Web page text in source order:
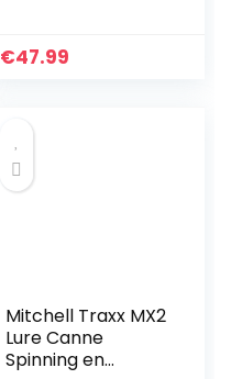
douce au leurre –
€47.99
Mitchell Traxx MX2
Lure Canne
Spinning en